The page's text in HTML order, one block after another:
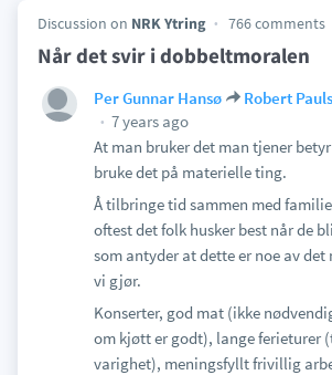
Discussion on NRK Ytring 766 comments
Når det svir i dobbeltmoralen
Per Gunnar Hansø
Robert
7 years ago
At man bruker det man tjener
bruke det på materielle ting.
Å tilbringe tid sammen med
oftest det folk husker best når de
som antyder at dette er noe av det
vi gjør.
Konserter, god mat (ikke
om kjøtt er godt), lange ferieturer
varighet), meningsfyllt frivillig